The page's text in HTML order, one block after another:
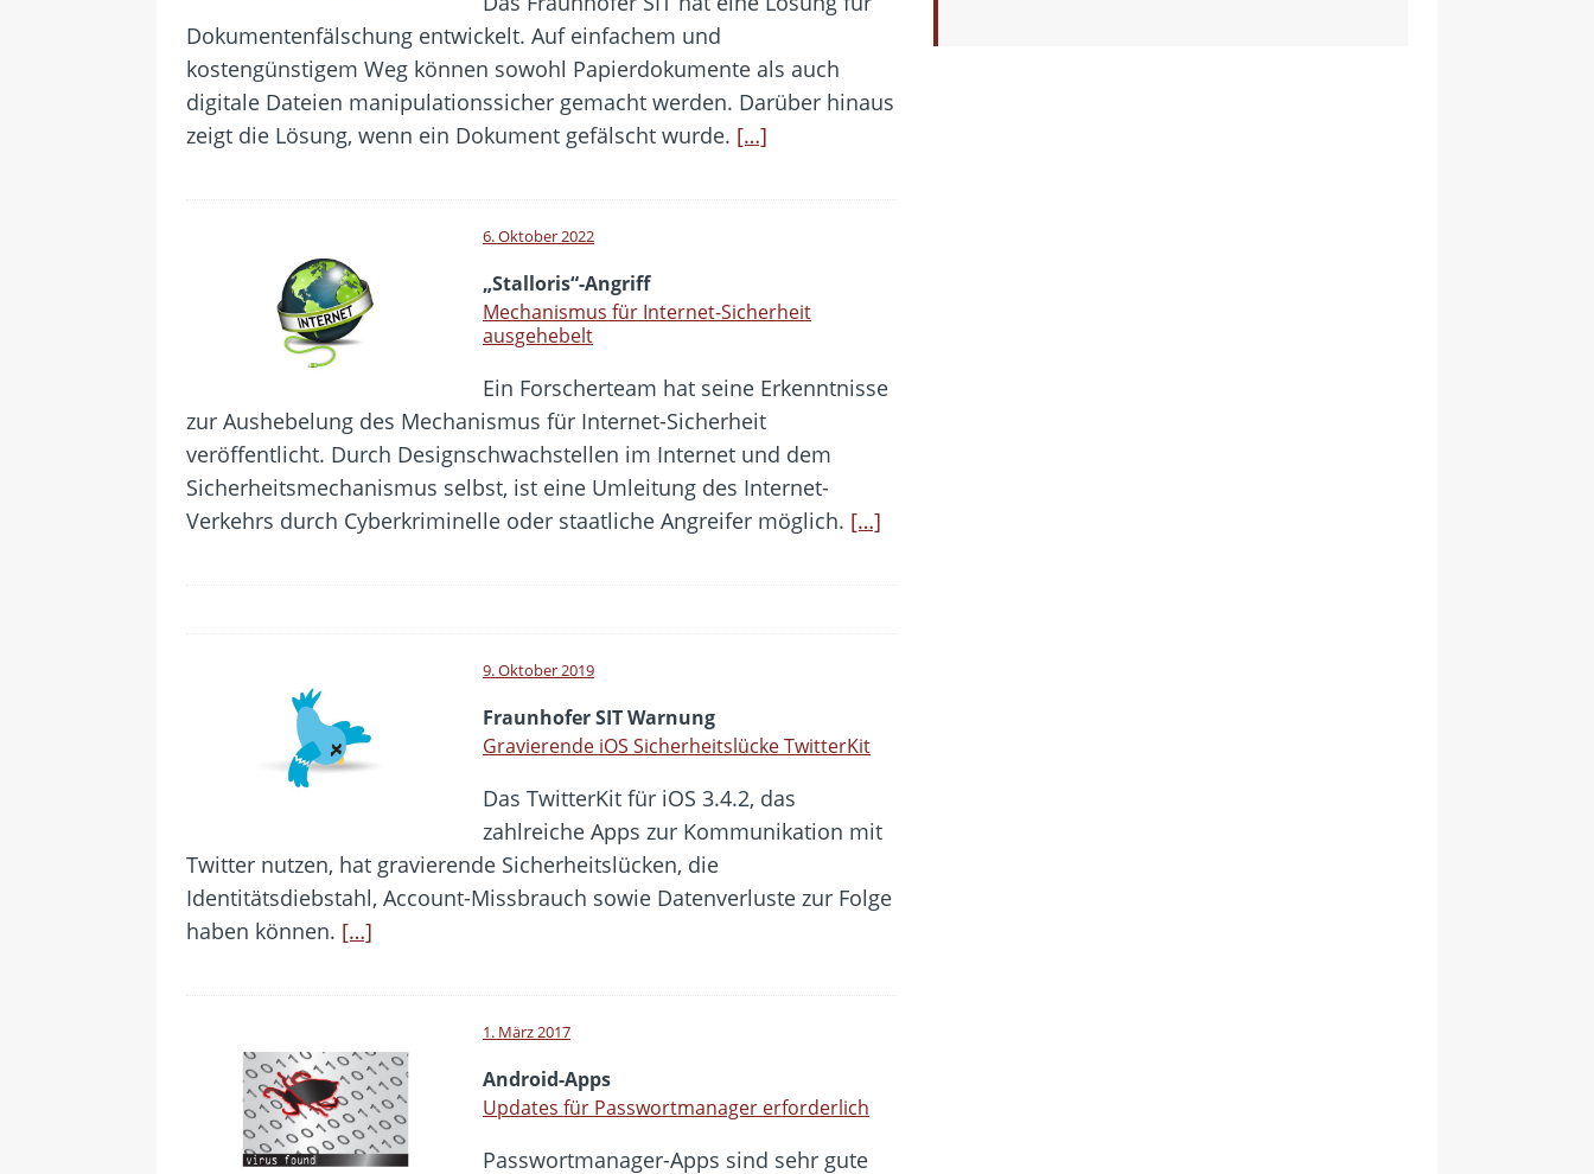
Dokumentenfälschung entwickelt. Auf einfachem und
kostengünstigem Weg können sowohl Papierdokumente als auch
digitale Dateien manipulationssicher gemacht werden. Darüber hinaus
zeigt die Lösung, wenn ein Dokument gefälscht wurde. […]
6. Oktober 2022
„Stalloris“-Angriff
Mechanismus für Internet-Sicherheit
ausgehebelt
Ein Forscherteam hat seine Erkenntnisse
zur Aushebelung des Mechanismus für Internet-Sicherheit
veröffentlicht. Durch Designschwachstellen im Internet und dem
Sicherheitsmechanismus selbst, ist eine Umleitung des Internet-
Verkehrs durch Cyberkriminelle oder staatliche Angreifer möglich. […]
9. Oktober 2019
Fraunhofer SIT Warnung
Gravierende iOS Sicherheitslücke TwitterKit
Das TwitterKit für iOS 3.4.2, das
zahlreiche Apps zur Kommunikation mit
Twitter nutzen, hat gravierende Sicherheitslücken, die
Identitätsdiebstahl, Account-Missbrauch sowie Datenverluste zur Folge
haben können. […]
1. März 2017
Android-Apps
Updates für Passwortmanager erforderlich
Passwortmanager-Apps sind sehr gute